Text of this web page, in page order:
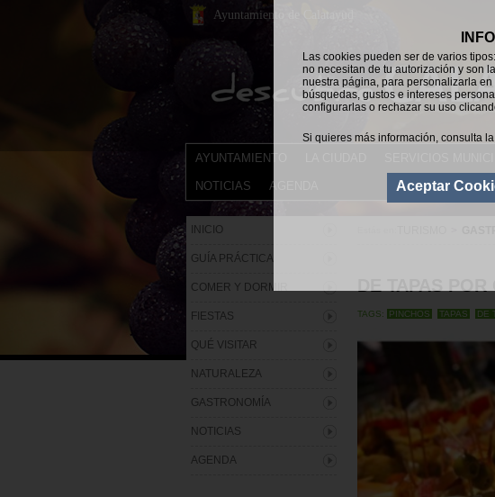
Las cookies pueden ser de varios
no necesitan de tu autorización y son
nuestra página, para personalizarla
búsquedas, gustos e intereses
configurarlas o rechazar su uso
Si quieres más información, consulta la
Aceptar
TAGS: PINCHOS TAPAS DE
INICIO
GUÍA PRÁCTICA
COMER Y DORMIR
FIESTAS
QUÉ VISITAR
NATURALEZA
GASTRONOMÍA
NOTICIAS
AGENDA
AYUNTAMIENTO
NOTICIAS AGENDA
Ayuntamiento de Calatayud